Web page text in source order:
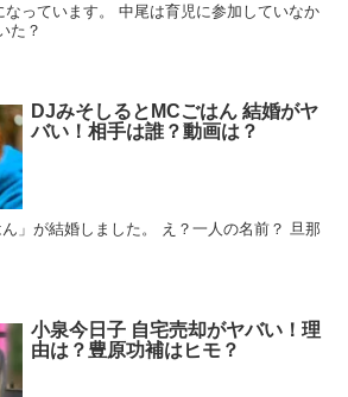
っています。 中尾は育児に参加していなか
た？
DJみそしるとMCごはん 結婚がヤ
バい！相手は誰？動画は？
ん」が結婚しました。 え？一人の名前？ 旦那
小泉今日子 自宅売却がヤバい！理
由は？豊原功補はヒモ？